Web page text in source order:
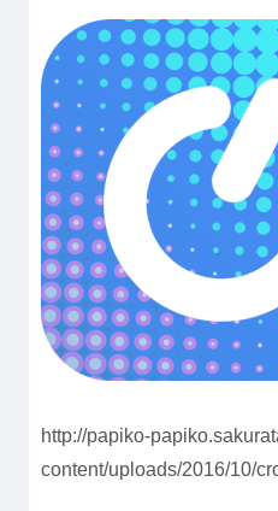
http://papiko-
content/uploads/2016/10/